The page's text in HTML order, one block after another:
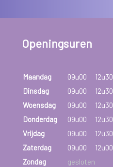
Openingsuren
Maandag 09u00 12u30
Dinsdag
09u00 12u30
Woensdag
09u00 12u30
Donderdag
09u00 12u30
Vrijdag
09u00 12u30
Zaterdag
09u00
12u00
Zondag
gesloten